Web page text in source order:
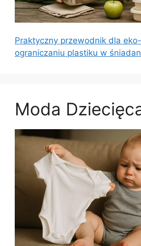
Praktyczny przewodnik dla
ograniczaniu plastiku w
Moda